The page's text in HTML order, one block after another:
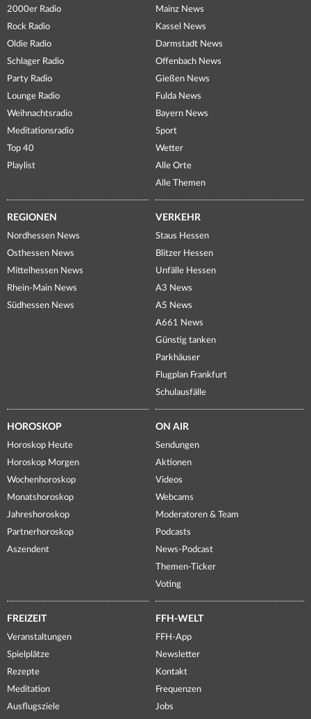
2000er Radio
Rock Radio
Oldie Radio
Schlager Radio
Party Radio
Lounge Radio
Weihnachtsradio
Meditationsradio
Top 40
Playlist
Mainz News
Kassel News
Darmstadt News
Offenbach News
Gießen News
Fulda News
Bayern News
Sport
Wetter
Alle Orte
Alle Themen
REGIONEN
Nordhessen News
Osthessen News
Mittelhessen News
Rhein-Main News
Südhessen News
VERKEHR
Staus Hessen
Blitzer Hessen
Unfälle Hessen
A3 News
A5 News
A661 News
Günstig tanken
Parkhäuser
Flugplan Frankfurt
Schulausfälle
HOROSKOP
Horoskop Heute
Horoskop Morgen
Wochenhoroskop
Monatshoroskop
Jahreshoroskop
Partnerhoroskop
Aszendent
ON AIR
Sendungen
Aktionen
Videos
Webcams
Moderatoren & Team
Podcasts
News-Podcast
Themen-Ticker
Voting
FREIZEIT
Veranstaltungen
Spielplätze
Rezepte
Meditation
Ausflugsziele
FFH-WELT
FFH-App
Newsletter
Kontakt
Frequenzen
Jobs